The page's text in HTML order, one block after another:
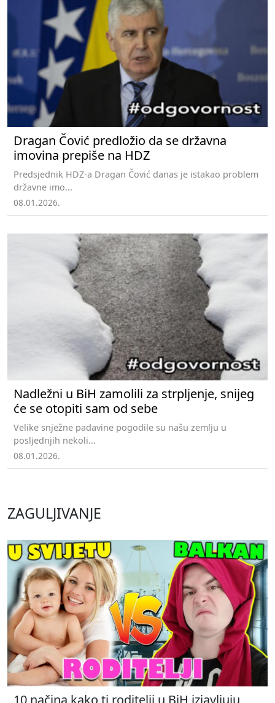
Dragan Čović predložio da se državna
imovina prepiše na HDZ
Predsjednik HDZ-a Dragan Čović danas je istakao problem
državne imo...
08.01.2026.
Nadležni u BiH zamolili za strpljenje, snijeg
će se otopiti sam od sebe
Velike snježne padavine pogodile su našu zemlju u
posljednjih nekoli...
08.01.2026.
ZAGULJIVANJE